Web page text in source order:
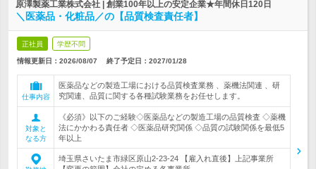
原澤製薬工業株式会社 | 創業100年以上の安定企業★年間休日120日
＼医薬品・化粧品／の【品質検査責任者】
正社員 学歴不問
情報更新日：2026/08/07 終了予定日： 2027/01/28
仕事内容
医薬品などの製造工場における品質検査業務 、薬機法関連 、研
究関連、品質に関する各種試験業務をお任せします。
対象と
なる方
《必須》以下のご経験◇医薬品などの製造工場の品質検査 ◇薬機
法にかかわる責任者 ◇医薬品研究関係 ◇品質の試験関係を最低5
年以上
埼玉県さいたま市緑区原山2-23-24 【雇入れ直後】上記事業所